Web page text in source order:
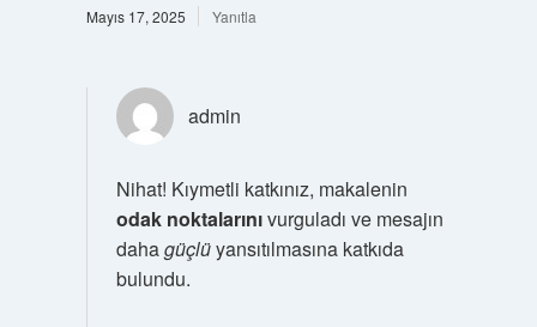
Mayıs 17, 2025 Yanıtla
admin
Nihat! Kıymetli katkınız, makalenin
odak noktalarınıvurguladı ve mesajın
dahagüçlüyansıtılmasına katkıda
bulundu.